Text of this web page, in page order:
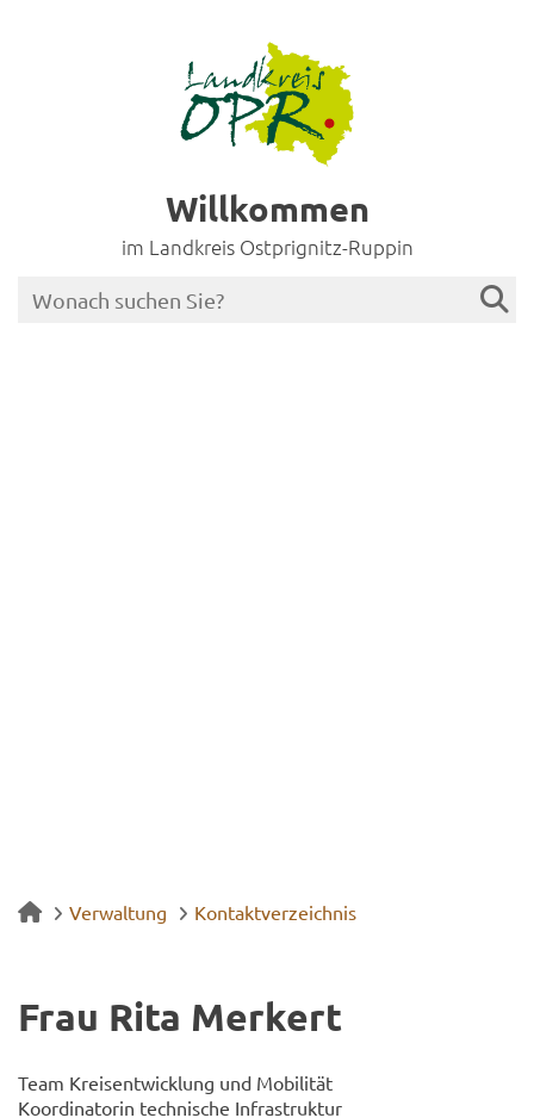
Willkommen
im Landkreis Ostprignitz-Ruppin
Verwaltung Kontaktverzeichnis
Frau Rita Mer­kert
Team Kreis­ent­wick­lung und Mo­bi­li­tät
Ko­or­di­na­to­rin tech­ni­sche In­fra­struk­tur